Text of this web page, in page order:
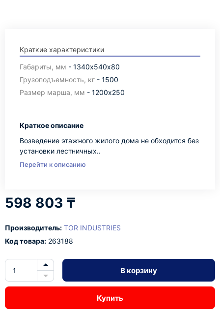
Краткие характеристики
Габариты, мм - 1340х540х80
Грузоподъемность, кг - 1500
Размер марша, мм - 1200х250
Краткое описание
Возведение этажного жилого дома не обходится без
установки лестничных..
Перейти к описанию
598 803 ₸
Производитель: TOR INDUSTRIES
Код товара: 263188
В корзину
Купить